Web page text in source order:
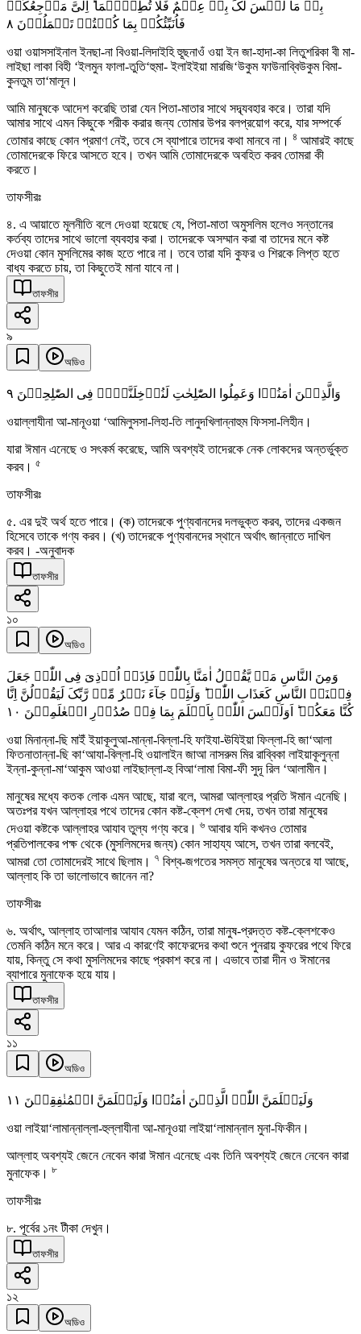
بِیۡ مَا لَیۡسَ لَکَ بِہٖ عِلۡمٌ فَلَا تُطِعۡہُمَا ؕ اِلَیَّ مَرۡجِعُکُمۡ
فَاُنَبِّئُکُمۡ بِمَا کُنۡتُمۡ تَعۡمَلُوۡنَ ٨
ওয়া ওয়াসসাইনাল ইনছা-না বিওয়া-লিদাইহি হুূছনাওঁ ওয়া ইন জা-হাদা-কা লিতুশরিকা বী মা-
লাইছা লাকা বিহী ‘ইলমুন ফালা-তুতি‘হুমা- ইলাইইয়া মারজি‘উকুম ফাউনাব্বিউকুম বিমা-
কুনতুম তা‘মালূন।
আমি মানুষকে আদেশ করেছি তারা যেন পিতা-মাতার সাথে সদ্ব্যবহার করে। তারা যদি
আমার সাথে এমন কিছুকে শরীক করার জন্য তোমার উপর বলপ্রয়োগ করে, যার সম্পর্কে
তোমার কাছে কোন প্রমাণ নেই, তবে সে ব্যাপারে তাদের কথা মানবে না। ৪ আমারই কাছে
তোমাদেরকে ফিরে আসতে হবে। তখন আমি তোমাদেরকে অবহিত করব তোমরা কী
করতে।
তাফসীরঃ
৪. এ আয়াতে মূলনীতি বলে দেওয়া হয়েছে যে, পিতা-মাতা অমুসলিম হলেও সন্তানের
কর্তব্য তাদের সাথে ভালো ব্যবহার করা। তাদেরকে অসম্মান করা বা তাদের মনে কষ্ট
দেওয়া কোন মুসলিমের কাজ হতে পারে না। তবে তারা যদি কুফর ও শিরকে লিপ্ত হতে
বাধ্য করতে চায়, তা কিছুতেই মানা যাবে না।
তাফসীর
৯
অডিও
وَالَّذِیۡنَ اٰمَنُوۡا وَعَمِلُوا الصّٰلِحٰتِ لَنُدۡخِلَنَّہُمۡ فِی الصّٰلِحِیۡنَ ٩
ওয়াল্লাযীনা আ-মানূওয়া ‘আমিলুসসা-লিহা-তি লানুদখিলান্নাহুম ফিসসা-লিহীন।
যারা ঈমান এনেছে ও সৎকর্ম করেছে, আমি অবশ্যই তাদেরকে নেক লোকদের অন্তর্ভুক্ত
করব। ৫
তাফসীরঃ
৫. এর দুই অর্থ হতে পারে। (ক) তাদেরকে পুণ্যবানদের দলভুক্ত করব, তাদের একজন
হিসেবে তাকে গণ্য করব। (খ) তাদেরকে পুণ্যবানদের স্থানে অর্থাৎ জান্নাতে দাখিল
করব। -অনুবাদক
তাফসীর
১০
অডিও
وَمِنَ النَّاسِ مَنۡ یَّقُوۡلُ اٰمَنَّا بِاللّٰہِ فَاِذَاۤ اُوۡذِیَ فِی اللّٰہِ جَعَلَ
فِتۡنَۃَ النَّاسِ کَعَذَابِ اللّٰہِ ؕ وَلَئِنۡ جَآءَ نَصۡرٌ مِّنۡ رَّبِّکَ لَیَقُوۡلُنَّ اِنَّا
کُنَّا مَعَکُمۡ ؕ اَوَلَیۡسَ اللّٰہُ بِاَعۡلَمَ بِمَا فِیۡ صُدُوۡرِ الۡعٰلَمِیۡنَ ١۰
ওয়া মিনান্না-ছি মাইঁ ইয়াকূলুআ-মান্না-বিল্লা-হি ফাইযা-ঊযিইয়া ফিল্লা-হি জা‘আলা
ফিতনাতান্না-ছি কা‘আযা-বিল্লা-হি ওয়ালাইন জাআ নাসরুম মির রাব্বিকা লাইয়াকূলুন্না
ইন্না-কুন্না-মা‘আকুম আওয়া লাইছাল্লা-হু বিআ‘লামা বিমা-ফী সুদূ রিল ‘আলামীন।
মানুষের মধ্যে কতক লোক এমন আছে, যারা বলে, আমরা আল্লাহর প্রতি ঈমান এনেছি।
অতঃপর যখন আল্লাহর পথে তাদের কোন কষ্ট-ক্লেশ দেখা দেয়, তখন তারা মানুষের
দেওয়া কষ্টকে আল্লাহর আযাব তুল্য গণ্য করে। ৬ আবার যদি কখনও তোমার
প্রতিপালকের পক্ষ থেকে (মুসলিমদের জন্য) কোন সাহায্য আসে, তখন তারা বলবেই,
আমরা তো তোমাদেরই সাথে ছিলাম। ৭ বিশ্ব-জগতের সমস্ত মানুষের অন্তরে যা আছে,
আল্লাহ কি তা ভালোভাবে জানেন না?
তাফসীরঃ
৬. অর্থাৎ, আল্লাহ তাআলার আযাব যেমন কঠিন, তারা মানুষ-প্রদত্ত কষ্ট-ক্লেশকেও
তেমনি কঠিন মনে করে। আর এ কারণেই কাফেরদের কথা শুনে পুনরায় কুফরের পথে ফিরে
যায়, কিন্তু সে কথা মুসলিমদের কাছে প্রকাশ করে না। এভাবে তারা দীন ও ঈমানের
ব্যাপারে মুনাফেক হয়ে যায়।
তাফসীর
১১
অডিও
وَلَیَعۡلَمَنَّ اللّٰہُ الَّذِیۡنَ اٰمَنُوۡا وَلَیَعۡلَمَنَّ الۡمُنٰفِقِیۡنَ ١١
ওয়া লাইয়া‘লামান্নাল্লা-হুল্লাযীনা আ-মানূওয়া লাইয়া‘লামান্নাল মুনা-ফিকীন।
আল্লাহ অবশ্যই জেনে নেবেন কারা ঈমান এনেছে এবং তিনি অবশ্যই জেনে নেবেন কারা
মুনাফেক। ৮
তাফসীরঃ
৮. পূর্বের ১নং টীকা দেখুন।
তাফসীর
১২
অডিও